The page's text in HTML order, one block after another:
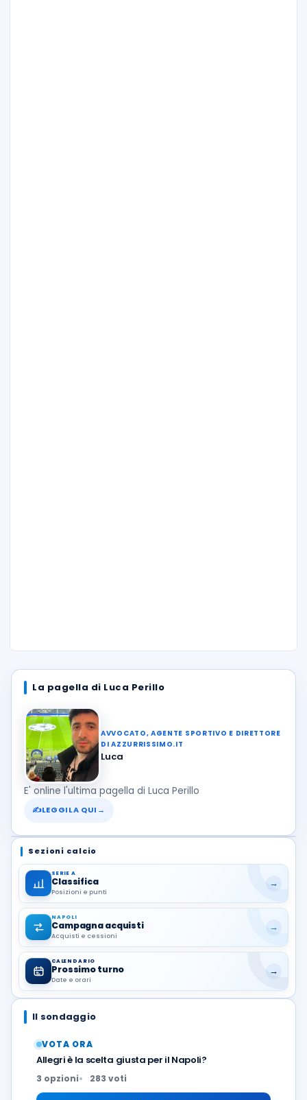
La pagella di Luca Perillo
AVVOCATO, AGENTE SPORTIVO E DIRETTORE
DI AZZURRISSIMO.IT
Luca
E' online l'ultima pagella di Luca Perillo
✍LEGGILA QUI →
Sezioni calcio
SERIE A
Classifica
Posizioni e punti
→
NAPOLI
Campagna acquisti
Acquisti e cessioni
→
CALENDARIO
Prossimo turno
Date e orari
→
Il sondaggio
VOTA ORA
Allegri è la scelta giusta per il Napoli?
3 opzioni 283 voti